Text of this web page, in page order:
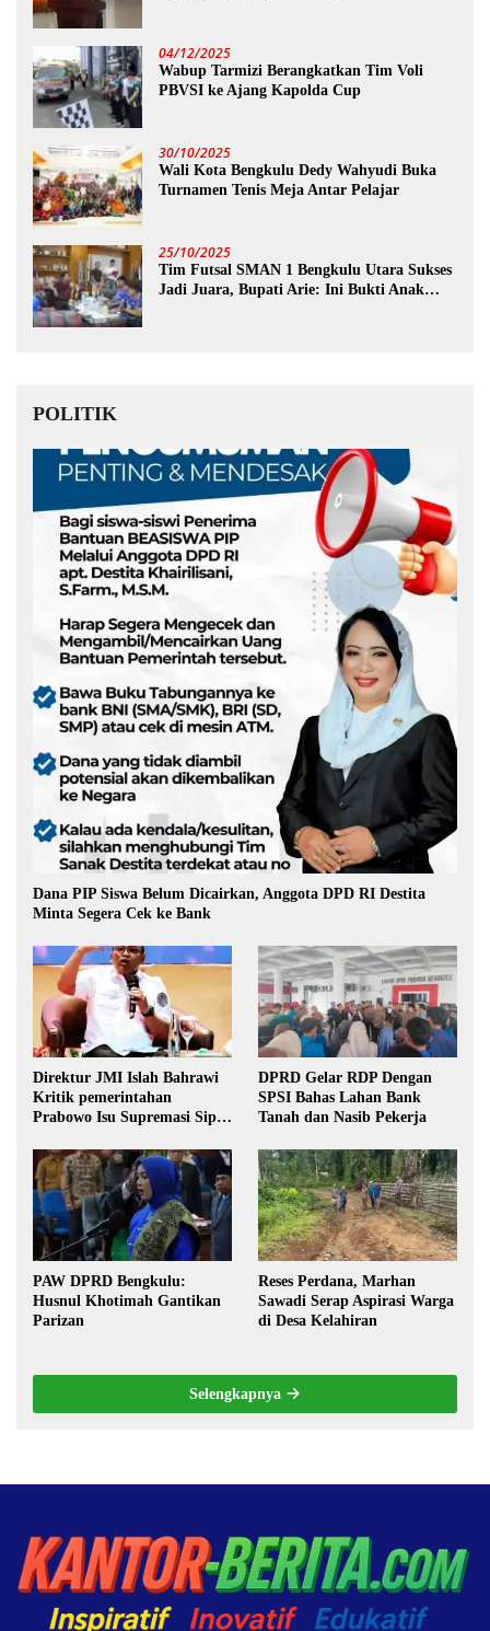
04/12/2025
Wabup Tarmizi Berangkatkan Tim Voli
PBVSI ke Ajang Kapolda Cup
30/10/2025
Wali Kota Bengkulu Dedy Wahyudi Buka
Turnamen Tenis Meja Antar Pelajar
25/10/2025
Tim Futsal SMAN 1 Bengkulu Utara Sukses
Jadi Juara, Bupati Arie: Ini Bukti Anak
POLITIK
Dana PIP Siswa Belum Dicairkan, Anggota DPD RI Destita
Minta Segera Cek ke Bank
Direktur JMI Islah Bahrawi
Kritik pemerintahan
Prabowo Isu Supremasi Sipil,
Pilkada oleh DPRD
DPRD Gelar RDP Dengan
SPSI Bahas Lahan Bank
Tanah dan Nasib Pekerja
PAW DPRD Bengkulu:
Husnul Khotimah Gantikan
Parizan
Reses Perdana, Marhan
Sawadi Serap Aspirasi Warga
di Desa Kelahiran
Selengkapnya